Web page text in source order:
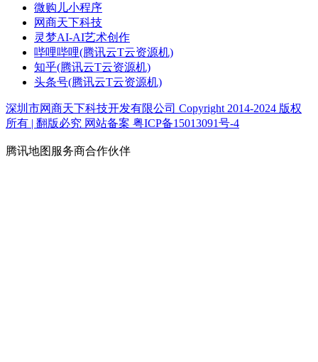
微购儿小程序
网商天下科技
灵梦AI-AI艺术创作
哔哩哔哩(腾讯云T云资源机)
知乎(腾讯云T云资源机)
头条号(腾讯云T云资源机)
深圳市网商天下科技开发有限公司 Copyright 2014-2024 版权
所有 | 翻版必究 网站备案 粤ICP备15013091号-4
腾讯地图服务商合作伙伴